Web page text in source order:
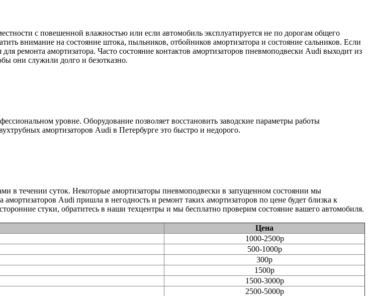
с повешенной влажностью или если автомобиль эксплуатируется не по дорогам общего
внимание на состояние штока, пыльников, отбойников амортизатора и состояние сальников. Если
ремонта амортизатора. Часто состояние контактов амортизаторов пневмоподвески Audi выходит из
они служили долго и безотказно.
уровне. Оборудование позволяет восстановить заводские параметры работы
амортизаторов Audi в Петербурге это быстро и недорого.
в течении суток. Некоторые амортизаторы пневмоподвески в запущенном состоянии мы
Audi пришла в негодность и ремонт таких амортизаторов по цене будет близка к
стуки, обратитесь в наши техцентры и мы бесплатно проверим состояние вашего автомобиля.
Цена
1000-2500р
500-1000р
300р
1500р
1500-3000р
2500-5000р